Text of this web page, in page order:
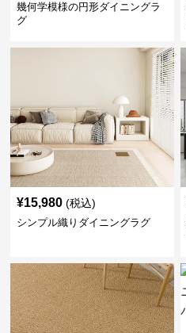
幾何学模様の円形ダイニングラ
グ
¥15,980 (税込)
シンプル織りダイニングラグ